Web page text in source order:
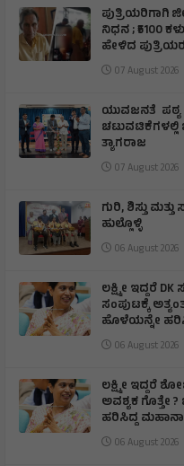
ಪುತ್ರಿಯರಿಗಾಗಿ
ನಿಧನ ; ₹5100
ಹೇಳಿದ
07 August 2026
ಯುವಜನತೆ ಪಠ್ಯ
ಚಟುವಟಿಕೆಗಳಲ್ಲಿ
ತ್ಯಾಗರಾಜ
07 August 2026
ಗುರಿ, ಶಿಸ್ತು
ಹುಲ್ಲೊಳ್ಳಿ
06 August 2026
ಲಕ್ಷ್ಮೀ ಇದ್ದರೆ
ಸಂಪುಟಕ್ಕೆ
ಹೊಳೆಯನ್ನೇ
06 August 2026
ಲಕ್ಷ್ಮೀ ಇದ್ದರೆ
ಅವಶ್ಯಕ
ಹರಿಸಿದ್ದ
06 August 2026